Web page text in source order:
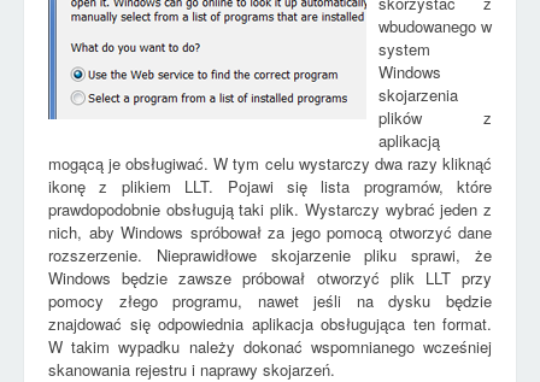
wbudowanego w
system
Windows
skojarzenia
plików z
aplikacją
mogącą je obsługiwać. W tym celu wystarczy dwa razy kliknąć
ikonę z plikiem LLT. Pojawi się lista programów, które
prawdopodobnie obsługują taki plik. Wystarczy wybrać jeden z
nich, aby Windows spróbował za jego pomocą otworzyć dane
rozszerzenie. Nieprawidłowe skojarzenie pliku sprawi, że
Windows będzie zawsze próbował otworzyć plik LLT przy
pomocy złego programu, nawet jeśli na dysku będzie
znajdować się odpowiednia aplikacja obsługująca ten format.
W takim wypadku należy dokonać wspomnianego wcześniej
skanowania rejestru i naprawy skojarzeń.